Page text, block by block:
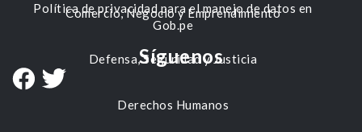
Comercio, Negocio y Emprendimiento
Defensa, Seguridad y Justicia
Derechos Humanos
Política de privacidad para el manejo de datos en
Gob.pe
Síguenos